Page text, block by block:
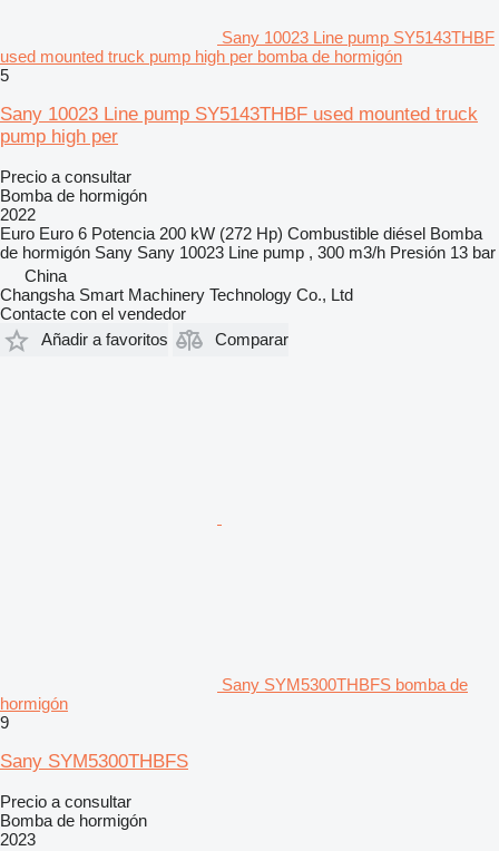
Sany 10023 Line pump SY5143THBF
used mounted truck pump high per bomba de hormigón
5
Sany 10023 Line pump SY5143THBF used mounted truck
pump high per
Precio a consultar
Bomba de hormigón
2022
Euro Euro 6 Potencia 200 kW (272 Hp) Combustible diésel Bomba
de hormigón Sany Sany 10023 Line pump , 300 m3/h Presión 13 bar
China
Changsha Smart Machinery Technology Co., Ltd
Contacte con el vendedor
Añadir a favoritos
Comparar
Sany SYM5300THBFS bomba de
hormigón
9
Sany SYM5300THBFS
Precio a consultar
Bomba de hormigón
2023